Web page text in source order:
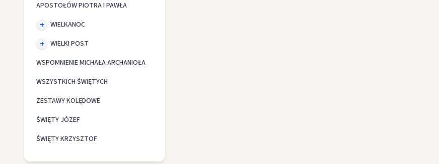
APOSTOŁÓW PIOTRA I PAWŁA
WIELKANOC
WIELKI POST
WSPOMNIENIE MICHAŁA ARCHANIOŁA
WSZYSTKICH ŚWIĘTYCH
ZESTAWY KOLĘDOWE
ŚWIĘTY JÓZEF
ŚWIĘTY KRZYSZTOF